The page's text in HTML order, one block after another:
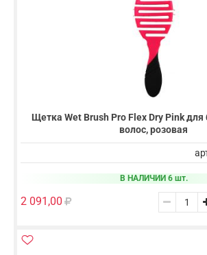
Щетка Wet Brush Pro Flex Dry Pink
волос, розовая
В НАЛИЧИИ 6 шт.
2 091,00